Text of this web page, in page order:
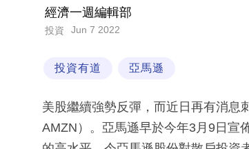
經濟一週編輯部
投資 Jun 7 2022
投資有道 亞馬遜
美股繼續強勢反彈，而近日再有消息
AMZN）。亞馬遜早於今年3月9日宣